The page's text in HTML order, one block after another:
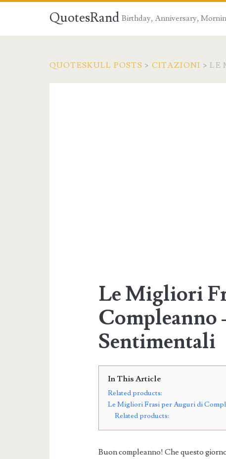
QuotesRand Birthday, Anniversary,
QUOTESKULL POSTS > CITAZIONI >LE
Le Migliori
Compleanno
Sentimentali
In This Article
Related products:
Le Migliori Frasi per Auguri di
Related products:
Buon compleanno! Che questo